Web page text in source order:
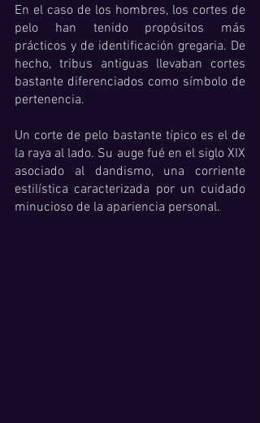
En el caso de los hombres, los cortes de
pelo han tenido propósitos más
prácticos y de identificación gregaria. De
hecho, tribus antiguas llevaban cortes
bastante diferenciados como símbolo de
pertenencia.
Un corte de pelo bastante típico es el de
la raya al lado. Su auge fué en el siglo XIX
asociado al dandismo, una corriente
estilística caracterizada por un cuidado
minucioso de la apariencia personal.